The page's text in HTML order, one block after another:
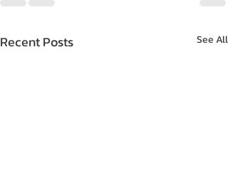
Recent Posts See All